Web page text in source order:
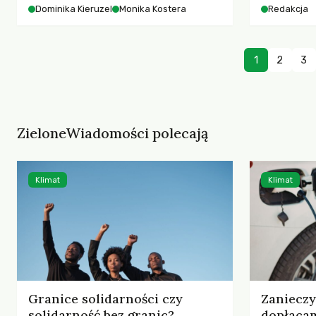
współczesnego miasta.
Dominika Kieruzel Monika Kostera Redakcja
1 2 3
ZieloneWiadomości polecają
Granice solidarności czy
Klimat Klimat